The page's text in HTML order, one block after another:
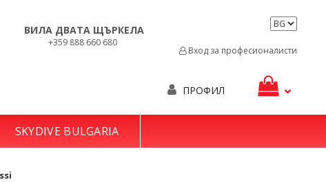
ВИЛА ДВАТА ЩЪРКЕЛА
+359 888 660 680
Вход за професионалисти
ПРОФИЛ
SKYDIVE BULGARIA